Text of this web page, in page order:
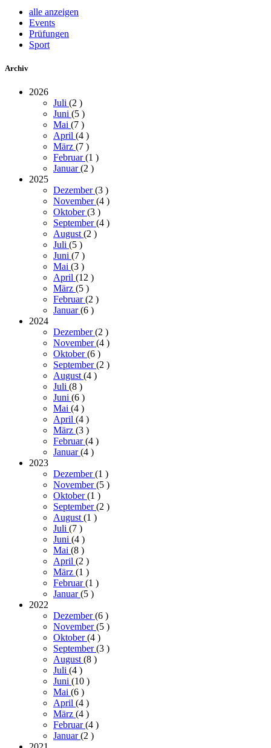
alle anzeigen
Events
Prüfungen
Sport
Archiv
2026
Juli (2 )
Juni (5 )
Mai (7 )
April (4 )
März (7 )
Februar(1 )
Januar(2 )
2025
Dezember(3 )
November(4 )
Oktober(3 )
September(4 )
August (2 )
Juli (5 )
Juni (7 )
Mai (3 )
April (12 )
März (5 )
Februar(2 )
Januar(6 )
2024
Dezember(2 )
November(4 )
Oktober(6 )
September(2 )
August (4 )
Juli (8 )
Juni (6 )
Mai (4 )
April (4 )
März (3 )
Februar(4 )
Januar(4 )
2023
Dezember(1 )
November(5 )
Oktober(1 )
September(2 )
August (1 )
Juli (7 )
Juni (4 )
Mai (8 )
April (2 )
März (1 )
Februar(1 )
Januar(5 )
2022
Dezember(6 )
November(5 )
Oktober(4 )
September(3 )
August (8 )
Juli (4 )
Juni (10 )
Mai (6 )
April (4 )
März (4 )
Februar(4 )
Januar(2 )